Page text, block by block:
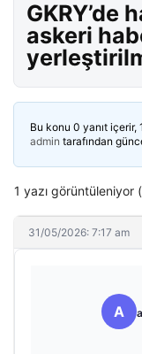
GKRY’de
askeri
Bu konu 0 yanıt içerir,
admin tarafından
1 yazı görüntüleniyor
31/05/2026: 7:17 am
A